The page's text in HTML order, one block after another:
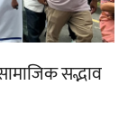
सद्भाव